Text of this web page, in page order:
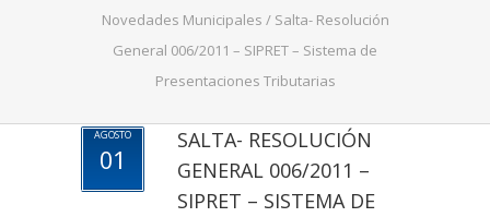
Novedades Municipales / Salta- Resolución
General 006/2011 – SIPRET – Sistema de
Presentaciones Tributarias
AGOSTO
01
SALTA- RESOLUCIÓN
GENERAL 006/2011 –
SIPRET – SISTEMA DE